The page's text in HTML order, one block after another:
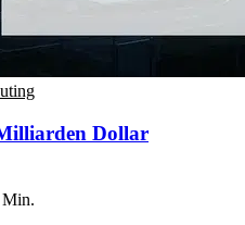
Dollar